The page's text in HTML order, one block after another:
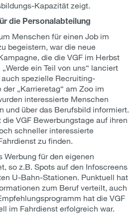
Kapazität zeigt.
die Personalabteilung
Menschen für einen Job im
begeistern, war die neue
die die VGF im Herbst
ein Teil von uns“ lanciert
spezielle Recruiting-
„Karrieretag“ am Zoo im
interessierte Menschen
und über das Berufsbild informiert.
die VGF Bewerbungstage auf ihren
schneller interessierte
zu finden.
Werbung für den eigenen
so z.B. Spots auf den Infoscreens
U-Bahn-Stationen. Punktuell hat
zum Beruf verteilt, auch
hat die VGF
im Fahrdienst erfolgreich war.